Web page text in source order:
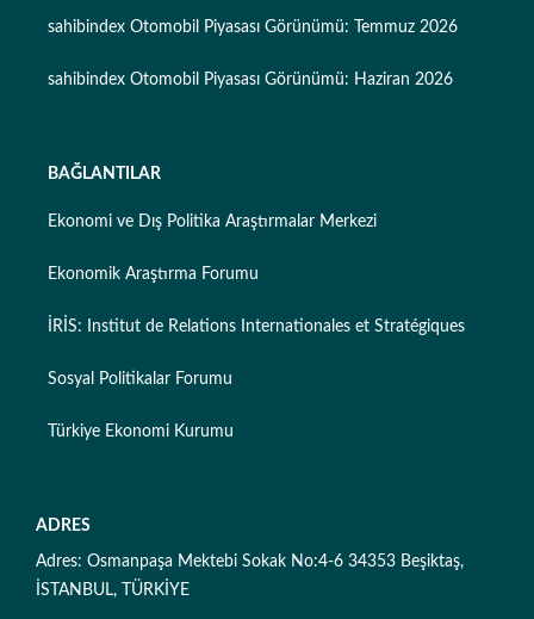
sahibindex Otomobil Piyasası Görünümü: Temmuz 2026
sahibindex Otomobil Piyasası Görünümü: Haziran 2026
BAĞLANTILAR
Ekonomi ve Dış Politika Araştırmalar Merkezi
Ekonomik Araştırma Forumu
İRİS: Institut de Relations Internationales et Stratégiques
Sosyal Politikalar Forumu
Türkiye Ekonomi Kurumu
ADRES
Adres: Osmanpaşa Mektebi Sokak No:4-6 34353 Beşiktaş,
İSTANBUL, TÜRKİYE